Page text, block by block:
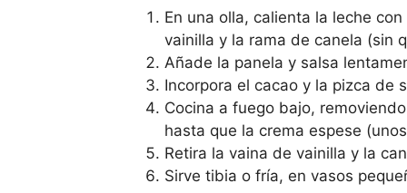
En una olla, calienta la leche
vainilla y la rama de canela (sin
Añade la panela y salsa
Incorpora el cacao y la pizca de
Cocina a fuego bajo,
hasta que la crema espese
Retira la vaina de vainilla y la
Sirve tibia o fría, en vasos